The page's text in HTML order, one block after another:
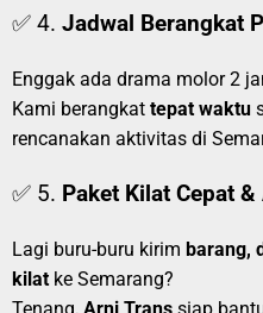
✅ 4. Jadwal Berangkat
Enggak ada drama molor 2
Kami berangkat tepat waktu
rencanakan aktivitas di
✅ 5. Paket Kilat Cepat &
Lagi buru-buru kirim barang,
kilat ke Semarang?